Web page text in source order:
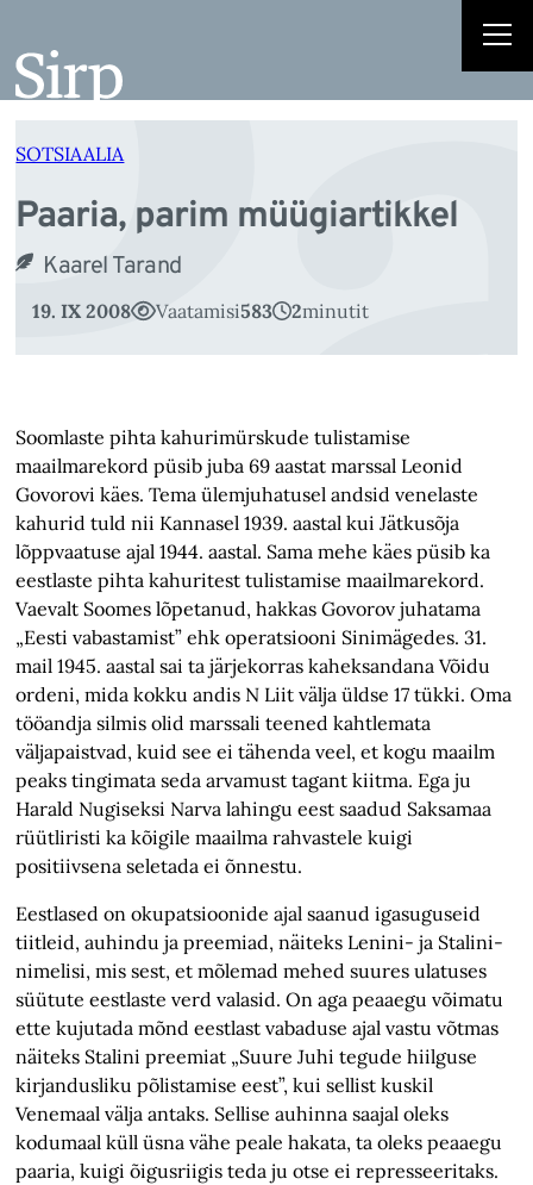
juurde
SOTSIAALIA
Paaria, parim müügiartikkel
Kaarel Tarand
19. IX 2008 Vaatamisi583 2minutit
Soomlaste pihta kahurimürskude tulista­mise
maailmarekord püsib juba 69 aastat marssal Leonid
Govorovi käes. Tema ülemjuhatusel andsid venelaste
kahurid tuld nii Kannasel 1939. aastal kui Jätkusõja
lõppvaatuse ajal 1944. aastal. Sama mehe käes püsib ka
eestlaste pihta kahuritest tulistamise maailmarekord.
Vaevalt Soomes lõpetanud, hakkas Govorov juhatama
„Eesti vabastamist” ehk operatsiooni Sinimägedes. 31.
mail 1945. aastal sai ta järjekorras kaheksandana Võidu
ordeni, mida kokku andis N Liit välja üldse 17 tükki. Oma
tööandja silmis olid marssali teened kahtlemata
väljapaistvad, kuid see ei tähenda veel, et kogu maailm
peaks tingimata seda arvamust tagant kiitma. Ega ju
Harald Nugiseksi Narva lahingu eest saadud Saksamaa
rüütliristi ka kõigile maailma rahvastele kuigi
positiivsena seletada ei õnnestu.
Eestlased on okupatsioonide ajal saanud igasuguseid
tiitleid, auhindu ja preemiad, näiteks Lenini- ja Stalini-
nimelisi, mis sest, et mõlemad mehed suures ulatuses
süütute eestlaste verd valasid. On aga peaaegu võimatu
ette kujutada mõnd eestlast vabaduse ajal vastu võtmas
näiteks Stalini preemiat „Suure Juhi tegude hiilguse
kirjandusliku põlistamise eest”, kui sellist kuskil
Venemaal välja antaks. Sellise auhinna saajal oleks
kodumaal küll üsna vähe peale hakata, ta oleks peaaegu
paaria, kuigi õigusriigis teda ju otse ei represseeritaks.